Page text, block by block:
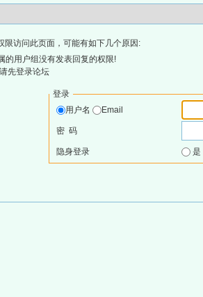
限访问此页面，可能有如下几个原因:
的用户组没有发表回复的权限!
先登录论坛
登录
用户名
Email
密 码
隐身登录